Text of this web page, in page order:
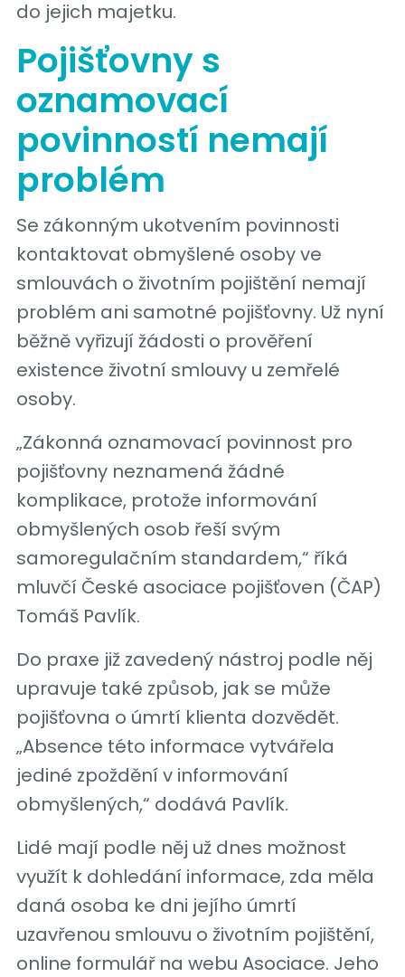
do jejich majetku.
Pojišťovny s
oznamovací
povinností nemají
problém
Se zákonným ukotvením povinnosti
kontaktovat obmyšlené osoby ve
smlouvách o životním pojištění nemají
problém ani samotné pojišťovny. Už nyní
běžně vyřizují žádosti o prověření
existence životní smlouvy u zemřelé
osoby.
„Zákonná oznamovací povinnost pro
pojišťovny neznamená žádné
komplikace, protože informování
obmyšlených osob řeší svým
samoregulačním standardem,“ říká
mluvčí České asociace pojišťoven (ČAP)
Tomáš Pavlík.
Do praxe již zavedený nástroj podle něj
upravuje také způsob, jak se může
pojišťovna o úmrtí klienta dozvědět.
„Absence této informace vytvářela
jediné zpoždění v informování
obmyšlených,“ dodává Pavlík.
Lidé mají podle něj už dnes možnost
využít k dohledání informace, zda měla
daná osoba ke dni jejího úmrtí
uzavřenou smlouvu o životním pojištění,
online formulář na webu Asociace. Jeho